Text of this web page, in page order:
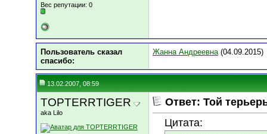
Вес репутации: 0
Пользователь сказал
cпасибо:
Жанна Андреевна(04.09.2015)
13.02.2007, 08:59
TOPTERRTIGER
aka Lilo
Ответ: Той
Цитата: